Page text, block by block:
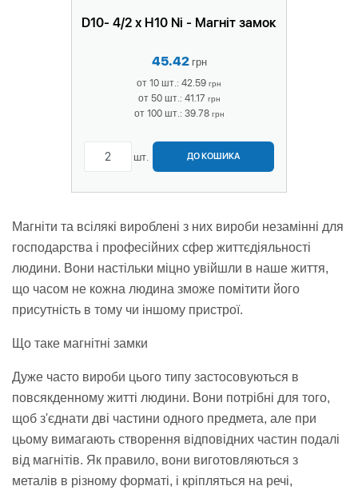
D10- 4/2 х H10 Ni - Магніт замок
45.42 грн
от 10 шт.: 42.59 грн
от 50 шт.: 41.17 грн
от 100 шт.: 39.78 грн
шт. ДО КОШИКА
Магніти та всілякі вироблені з них вироби незамінні для
господарства і професійних сфер життєдіяльності
людини. Вони настільки міцно увійшли в наше життя,
що часом не кожна людина зможе помітити його
присутність в тому чи іншому пристрої.
Що таке магнітні замки
Дуже часто вироби цього типу застосовуються в
повсякденному житті людини. Вони потрібні для того,
щоб з'єднати дві частини одного предмета, але при
цьому вимагають створення відповідних частин подалі
від магнітів. Як правило, вони виготовляються з
металів в різному форматі, і кріпляться на речі,